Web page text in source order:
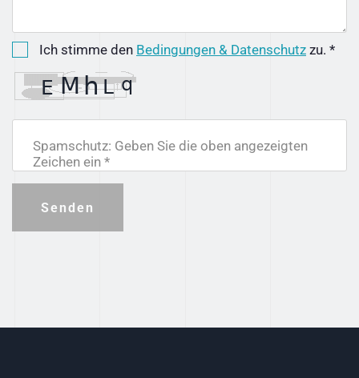
Ich stimme den Bedingungen & Datenschutz zu. *
Spamschutz: Geben Sie die oben angezeigten
Zeichen ein *
Senden